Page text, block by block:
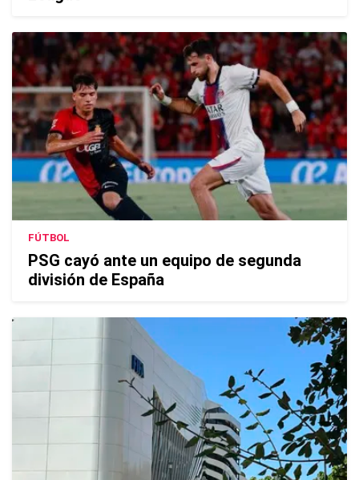
FÚTBOL
PSG cayó ante un equipo de segunda
división de España